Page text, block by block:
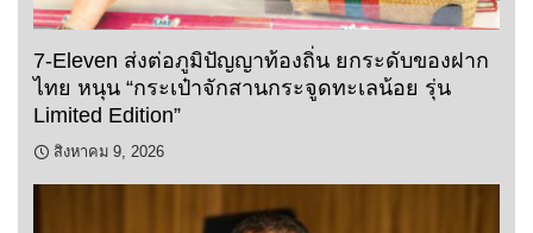
7-Eleven ส่งต่อภูมิปัญญาท้องถิ่น ยกระดับของฝาก
ไทย หนุน “กระเป๋าจักสานกระจูดทะเลน้อย รุ่น
Limited Edition”
สิงหาคม 9, 2026